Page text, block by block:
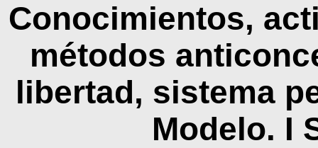
Conocimientos,
métodos
libertad, sistema
Modelo. I